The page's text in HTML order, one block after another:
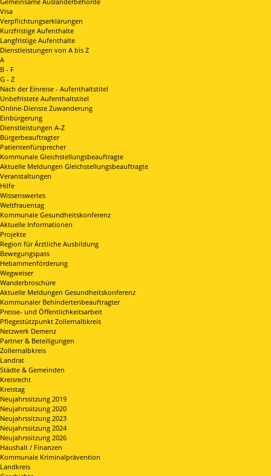
Visa
Verpflichtungserklärungen
Kurzfristige Aufenthalte
Langfristige Aufenthalte
Dienstleistungen von A bis Z
A
B - F
G - Z
Nach der Einreise - Aufenthaltstitel
Unbefristete Aufenthaltstitel
Online-Dienste Zuwanderung
Einbürgerung
Dienstleistungen A-Z
Bürgerbeauftragter
Patientenfürsprecher
Kommunale Gleichstellungsbeauftragte
Aktuelle Meldungen Gleichstellungsbeauftragte
Veranstaltungen
Hilfe
Wissenswertes
Weltfrauentag
Kommunale Gesundheitskonferenz
Aktuelle Informationen
Projekte
Region für Ärztliche Ausbildung
Bewegungspass
Hebammenförderung
Wegweiser
Wanderbroschüre
Aktuelle Meldungen Gesundheitskonferenz
Kommunaler Behindertenbeauftragter
Presse- und Öffentlichkeitsarbeit
Pflegestützpunkt Zollernalbkreis
Netzwerk Demenz
Partner & Beteiligungen
Zollernalbkreis
Landrat
Städte & Gemeinden
Kreisrecht
Kreistag
Neujahrssitzung 2019
Neujahrssitzung 2020
Neujahrssitzung 2023
Neujahrssitzung 2024
Neujahrssitzung 2026
Haushalt / Finanzen
Kommunale Kriminalprävention
Landkreis